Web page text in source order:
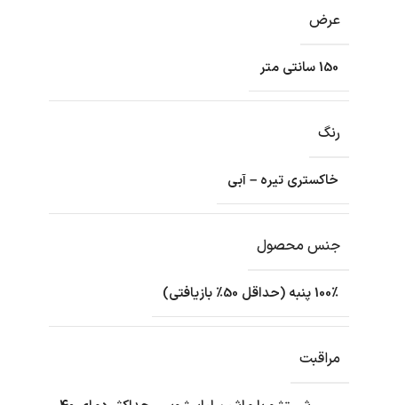
عرض
150 سانتی متر
رنگ
خاکستری تیره – آبی
جنس محصول
100٪ پنبه (حداقل 50٪ بازیافتی)
مراقبت